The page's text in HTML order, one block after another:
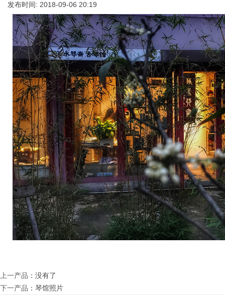
发布时间: 2018-09-06 20:19
上一产品 ：没有了
下一产品 ： 琴馆照片